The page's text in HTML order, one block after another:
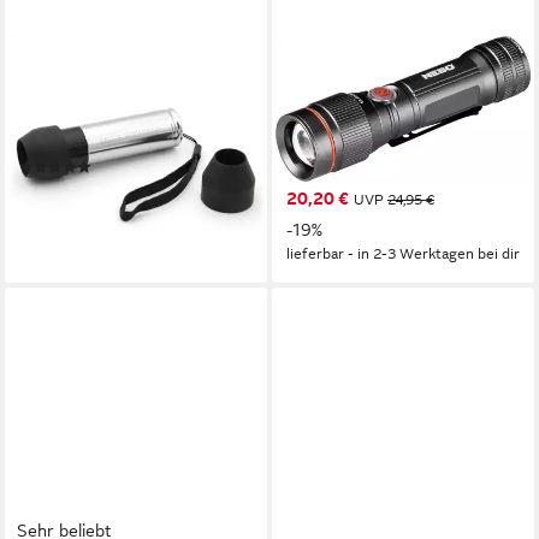
COB-LED-Schierlampe,
Handschlaufe vorhanden
(1)
29,85 €
lieferbar - in 2-3 Werktagen bei dir
LED Taschenlampe Nebo 450
FLEX (Taschenlampe inkl.
Ladekabel), Flexibel mit Akku-
oder Batteriebetrieb nutzbar
20,20 € UVP 24,95 €
-19%
lieferbar - in 2-3 Werktagen bei dir
Sehr beliebt